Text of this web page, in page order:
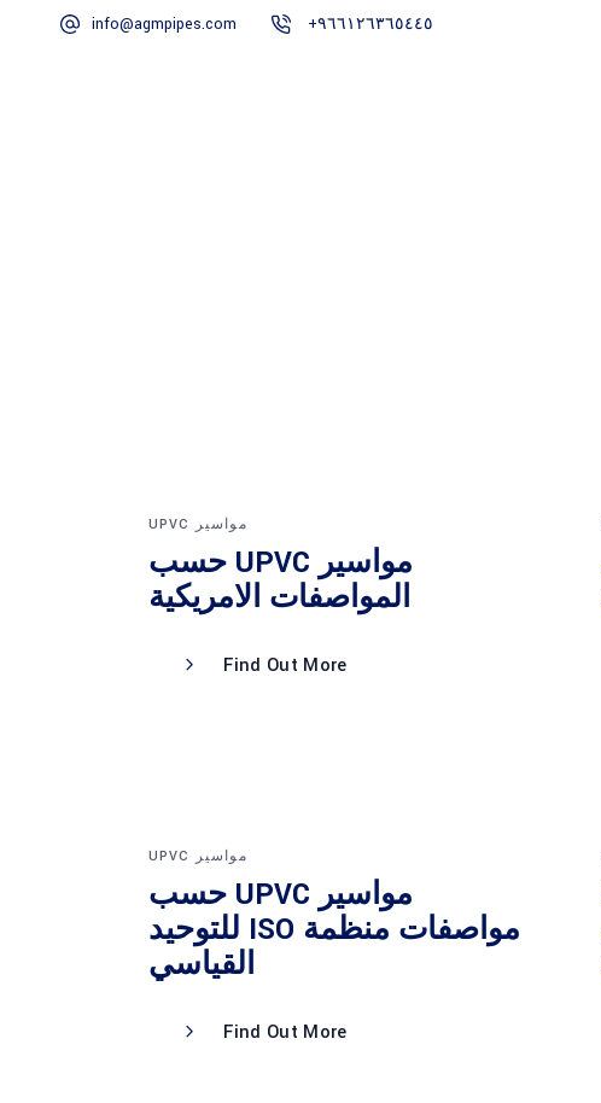
٩٦٦١٢٦٣٦٥٤٤٥+ info@agmpipes.com
مواسير UPVC
مواسير UPVC حسب
المواصفات الامريكية
Find Out More
مواسير UPVC
مواسير UPVC حسب
مواصفات منظمة ISO للتوحيد
القياسي
Find Out More